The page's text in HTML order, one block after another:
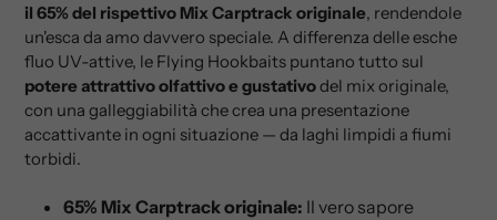
il 65% del rispettivo Mix Carptrack originale, rendendole
un'esca da amo davvero speciale. A differenza delle esche
fluo UV-attive, le Flying Hookbaits puntano tutto sul
potere attrattivo olfattivo e gustativodel mix originale,
con una galleggiabilità che crea una presentazione
accattivante in ogni situazione — da laghi limpidi a fiumi
torbidi.
65% Mix Carptrack originale: Il vero sapore